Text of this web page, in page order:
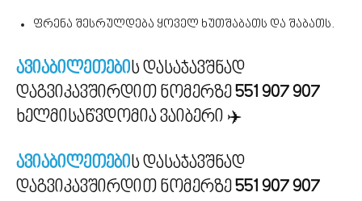
ფრენა შესრულდება ყოველ ხუთშაბათს და შაბათს.
ავიაბილეთების დასაჯავშნად
დაგვიკავშირდით ნომერზე551 907 907
ხელმისაწვდომია ვაიბერი ✈️
ავიაბილეთების დასაჯავშნად
დაგვიკავშირდით ნომერზე551 907 907